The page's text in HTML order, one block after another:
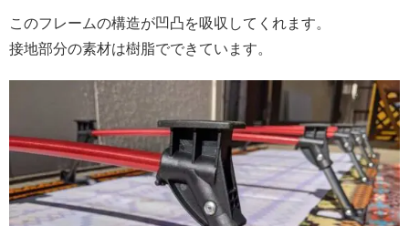
このフレームの構造が凹凸を吸収してくれます。
接地部分の素材は樹脂でできています。